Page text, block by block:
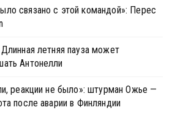
связано с этой командой»: Перес
летняя пауза может
Антонелли
реакции не было»: штурман Ожье —
после аварии в Финляндии